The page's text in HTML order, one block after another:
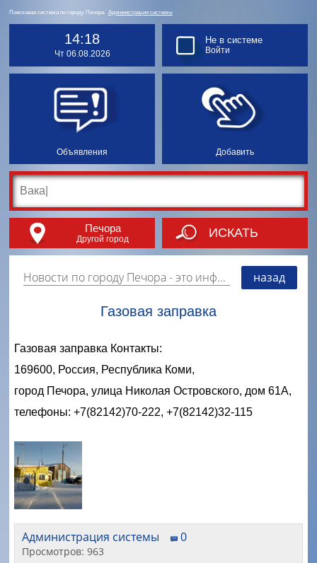
Поисковая система по городу Печора. Администрация системы
14:18
Чт 06.08.2026
Объявления Добавить
Не в системе
Войти
Печора
Другой город ИСКАТЬ
Новости по городу Печора- это информация о событиях, мероприятиях и торгово-коммерческой деятельности города. Страницу наполняют платные и бесплатные объявления, имеющие функцию "поднятия вверх списка". назад
Газовая заправка
Газовая заправка Контакты:
169600, Россия, Республика Коми,
город Печора, улица Николая Островского, дом 61А,
телефоны: +7(82142)70-222, +7(82142)32-115
Администрация системы 0
Просмотров: 963